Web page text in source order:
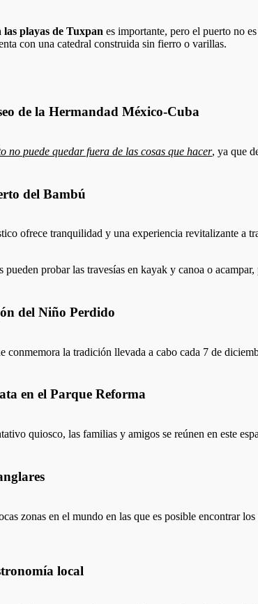
las playas de Tuxpan es importante, pero el puerto no
con una catedral construida sin fierro o varillas.
de la Hermandad México-Cuba
no puede quedar fuera de las cosas que hacer, ya que
del Bambú
ofrece tranquilidad y una experiencia revitalizante a
pueden probar las travesías en kayak y canoa o
del Niño Perdido
conmemora la tradición llevada a cabo cada 7 de
en el Parque Reforma
quiosco, las familias y amigos se reúnen en este
zonas en el mundo en las que es posible encontrar
local